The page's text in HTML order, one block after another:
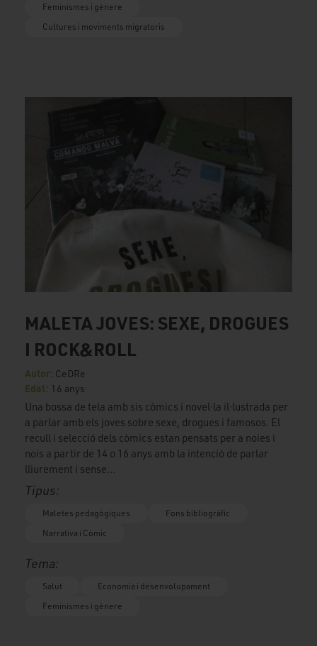
Feminismes i gènere
Cultures i moviments migratoris
MALETA JOVES: SEXE, DROGUES
I ROCK&ROLL
Autor: CeDRe
Edat: 16 anys
Una bossa de tela amb sis còmics i novel·la il·lustrada per
a parlar amb els joves sobre sexe, drogues i famosos. El
recull i selecció dels còmics estan pensats per a noies i
nois a partir de 14 o 16 anys amb la intenció de parlar
lliurement i sense...
Tipus:
Maletes pedagògiques
Fons bibliogràfic
Narrativa i Còmic
Tema:
Salut
Economia i desenvolupament
Feminismes i gènere